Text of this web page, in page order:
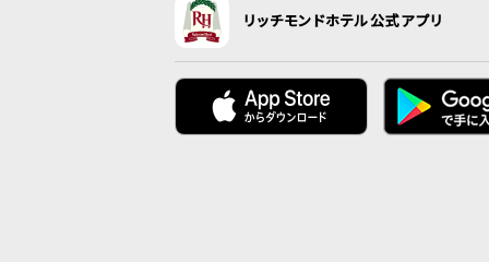
リッチモンドホテル公式アプリ